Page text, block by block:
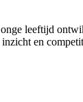
leeftijd
en